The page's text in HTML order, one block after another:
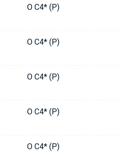
O C4* (P)
O C4* (P)
O C4* (P)
O C4* (P)
O C4* (P)